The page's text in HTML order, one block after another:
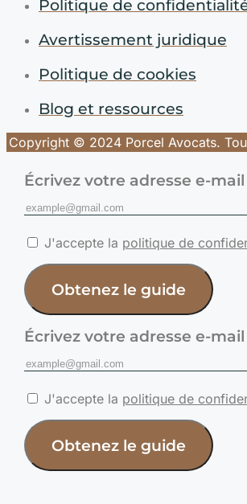
Politique de
Avertissement juridique
Politique de cookies
Blog et ressources
Copyright © 2024 Porcel Avocats.
Écrivez votre adresse e-mail
J'accepte la politique de
Obtenez le guide
Écrivez votre adresse e-mail
J'accepte la politique de
Obtenez le guide